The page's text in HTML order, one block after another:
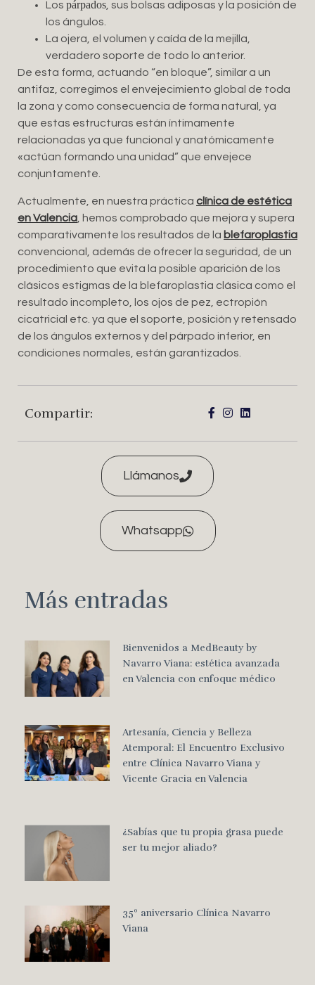
Los párpados , sus bolsas adiposas y la posición de
los ángulos.
La ojera, el volumen y caída de la mejilla,
verdadero soporte de todo lo anterior.
De esta forma, actuando “en bloque”, similar a un
antifaz, corregimos el envejecimiento global de toda
la zona y como consecuencia de forma natural, ya
que estas estructuras están íntimamente
relacionadas ya que funcional y anatómicamente
«actúan formando una unidad” que envejece
conjuntamente.
Actualmente, en nuestra práctica clínica de estética
en Valencia , hemos comprobado que mejora y supera
comparativamente los resultados de la blefaroplastia
convencional, además de ofrecer la seguridad, de un
procedimiento que evita la posible aparición de los
clásicos estigmas de la blefaroplastia clásica como el
resultado incompleto, los ojos de pez, ectropión
cicatricial etc. ya que el soporte, posición y retensado
de los ángulos externos y del párpado inferior, en
condiciones normales, están garantizados.
Compartir:
Llámanos
Whatsapp
Más entradas
Bienvenidos a MedBeauty by
Navarro Viana: estética avanzada
en Valencia con enfoque médico
Artesanía, Ciencia y Belleza
Atemporal: El Encuentro Exclusivo
entre Clínica Navarro Viana y
Vicente Gracia en Valencia
¿Sabías que tu propia grasa puede
ser tu mejor aliado?
35º aniversario Clínica Navarro
Viana